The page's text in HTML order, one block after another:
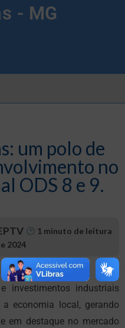
- MG
um polo de
no
ODS 8 e 9.
1 minuto de leitura
2024
investimentos industriais
economia local, gerando
em destaque no mercado